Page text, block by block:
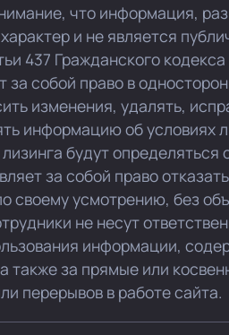
что информация,
и не является
437 Гражданского
за собой право в
изменения, удалять,
информацию об условиях
будут
за собой право
своему усмотрению, без
не несут
информации,
также за прямые или
перерывов в работе сайта.